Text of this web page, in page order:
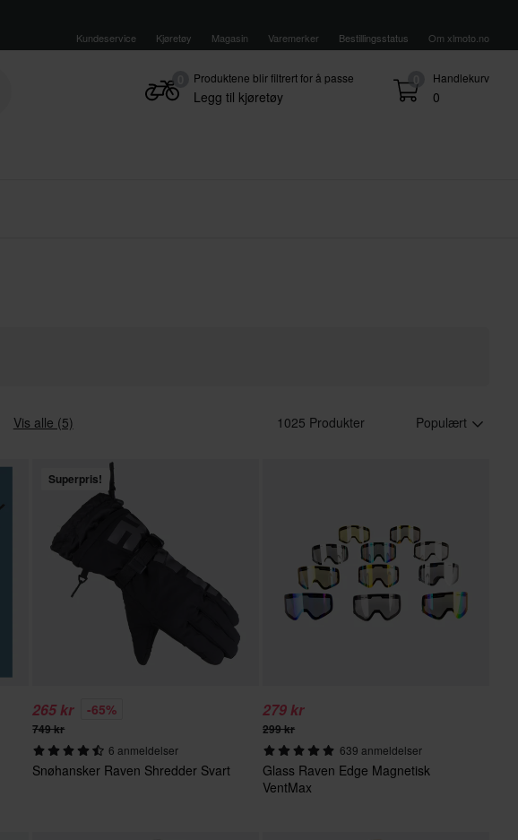
Kundeservice Kjøretøy Magasin Varemerker Bestillingsstatus Om xlmoto.no
0 Handlekurv
0
Produktene blir filtrert for å passe
Legg til kjøretøy
Vis alle (5) 1025 Produkter Populært
Superpris!
265 kr -65%
749 kr
6 anmeldelser
Snøhansker Raven Shredder Svart
279 kr
299 kr
639 anmeldelser
Glass Raven Edge Magnetisk
VentMax